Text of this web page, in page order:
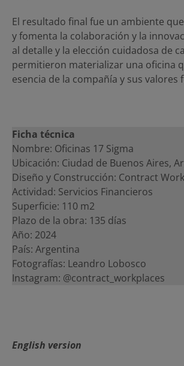
El resultado final fue un ambiente
y fomenta la colaboración y la
al detalle y la elección cuidadosa de
permitieron materializar una oficina
esencia de la compañía y sus valores
Ficha técnica
Nombre: Oficinas 17 Sigma
Ubicación: Ciudad de Buenos Aires,
Diseño y Construcción: Contract
Actividad: Servicios Financieros
Superficie: 110 m2
Plazo de la obra: 135 días
Año: 2024
País: Argentina
Fotografías: Leandro Lobosco
Instagram: @contract_workplaces
English version